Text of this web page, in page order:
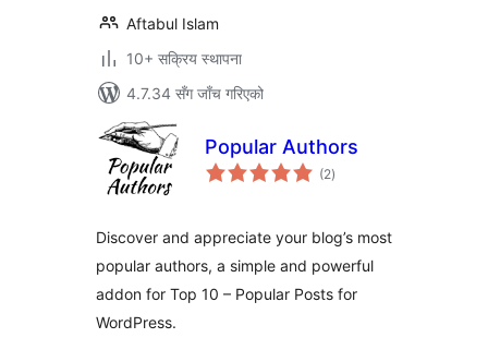
Aftabul Islam
10+ सक्रिय स्थापना
4.7.34 सँग जाँच गरिएको
Popular Authors
(2कुल
रेटिङ्गहरू
)
Discover and appreciate your blog’s most
popular authors, a simple and powerful
addon for Top 10 – Popular Posts for
WordPress.